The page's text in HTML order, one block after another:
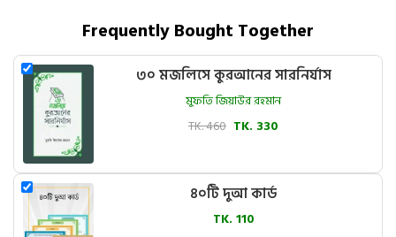
Frequently Bought Together
৩০ মজলিসে কুরআনের সারনির্যাস
মুফতি জিয়াউর রহমান
TK. 460 TK. 330
৪০টি দুআ কার্ড
TK. 110